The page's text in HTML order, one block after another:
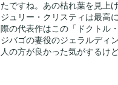
たですね。あの枯れ葉を見上
ジュリー・クリスティは最高
際の代表作はこの「ドクトル
ジバゴの妻役のジェラルディ
人の方が良かった気がするけ